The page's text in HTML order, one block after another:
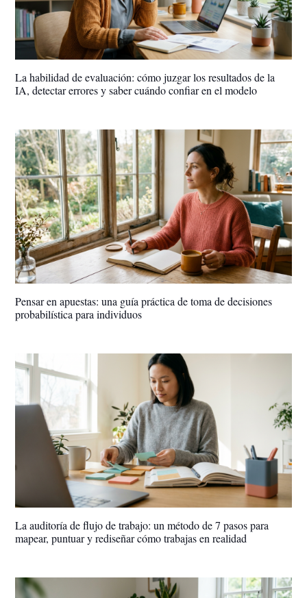
La habilidad de evaluación: cómo juzgar los resultados de la
IA, detectar errores y saber cuándo confiar en el modelo
Pensar en apuestas: una guía práctica de toma de decisiones
probabilística para individuos
La auditoría de flujo de trabajo: un método de 7 pasos para
mapear, puntuar y rediseñar cómo trabajas en realidad